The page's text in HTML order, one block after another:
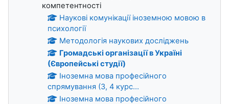
компетентності
Наукові комунікації іноземною мовою в
психології
Методологія наукових досліджень
Громадські організації в Україні
(Європейські студії)
Іноземна мова професійного
спрямування (3, 4 курс...
Іноземна мова професійного